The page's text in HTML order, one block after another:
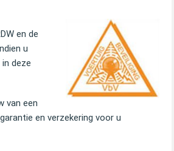
en de
u
deze
van een
en verzekering voor u